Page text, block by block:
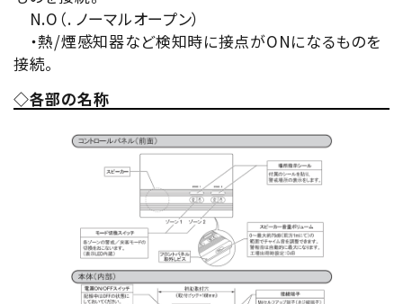
N.O（. ノーマルオープン）
・熱/煙感知器など検知時に接点がONになるものを
接続。
◇各部の名称